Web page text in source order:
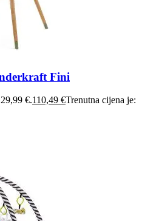
Fini
€.110,49 €Trenutna cijena je: